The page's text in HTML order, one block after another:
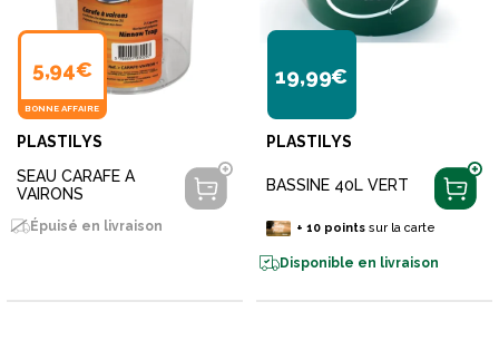
5,94€
BONNE AFFAIRE
PLASTILYS
SEAU CARAFE A
VAIRONS
Épuisé en livraison
19,99€
PLASTILYS
BASSINE 40L VERT
+ 10pointssur la carte
Disponible en livraison